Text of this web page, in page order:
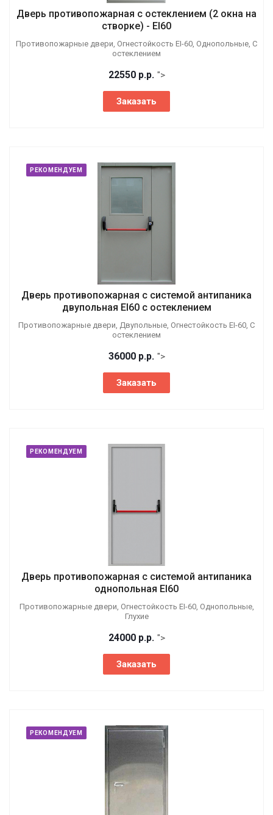
Дверь противопожарная с остеклением (2 окна на
створке) - EI60
Противопожарные двери, Огнестойкость EI-60, Однопольные, С
остеклением
22550 р.р. ">
Заказать
РЕКОМЕНДУЕМ
Дверь противопожарная с системой антипаника
двупольная EI60 с остеклением
Противопожарные двери, Двупольные, Огнестойкость EI-60, С
остеклением
36000 р.р. ">
Заказать
РЕКОМЕНДУЕМ
Дверь противопожарная с системой антипаника
однопольная EI60
Противопожарные двери, Огнестойкость EI-60, Однопольные,
Глухие
24000 р.р. ">
Заказать
РЕКОМЕНДУЕМ